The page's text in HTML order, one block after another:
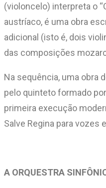
(violoncelo) interpreta o
austríaco, é uma obra
adicional (isto é, dois
das composições
Na sequência, uma obra
pelo quinteto formado
primeira execução
Salve Regina para
A ORQUESTRA